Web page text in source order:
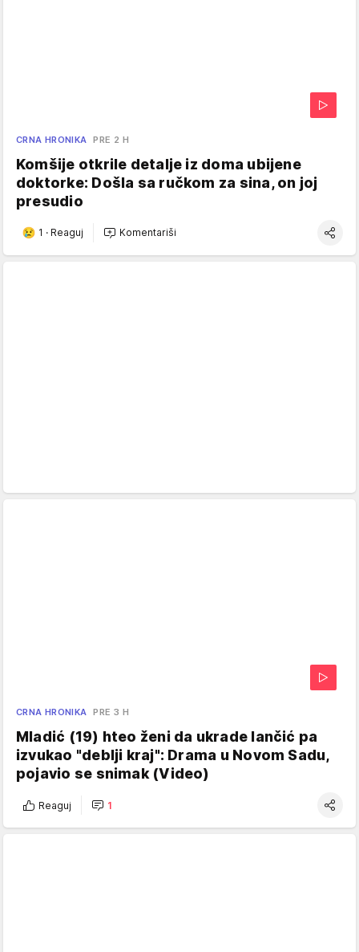
CRNA HRONIKA PRE 2 H
Komšije otkrile detalje iz doma ubijene
doktorke: Došla sa ručkom za sina, on joj
presudio
1 · Reaguj Komentariši
CRNA HRONIKA PRE 3 H
Mladić (19) hteo ženi da ukrade lančić pa
izvukao "deblji kraj": Drama u Novom Sadu,
pojavio se snimak (Video)
Reaguj 1